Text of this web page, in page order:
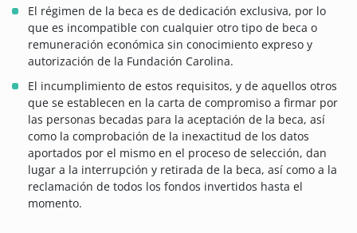
El régimen de la beca es de dedicación exclusiva, por lo
que es incompatible con cualquier otro tipo de beca o
remuneración económica sin conocimiento expreso y
autorización de la Fundación Carolina.
El incumplimiento de estos requisitos, y de aquellos otros
que se establecen en la carta de compromiso a firmar por
las personas becadas para la aceptación de la beca, así
como la comprobación de la inexactitud de los datos
aportados por el mismo en el proceso de selección, dan
lugar a la interrupción y retirada de la beca, así como a la
reclamación de todos los fondos invertidos hasta el
momento.